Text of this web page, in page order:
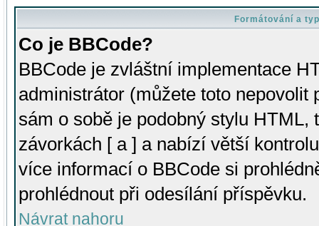
Formátování a
Co je BBCode?
BBCode je zvláštní implementace
administrátor (můžete toto
sám o sobě je podobný stylu HTML,
závorkách [ a ] a nabízí větší
více informací o BBCode si
prohlédnout při odesílání příspěvku.
Návrat nahoru